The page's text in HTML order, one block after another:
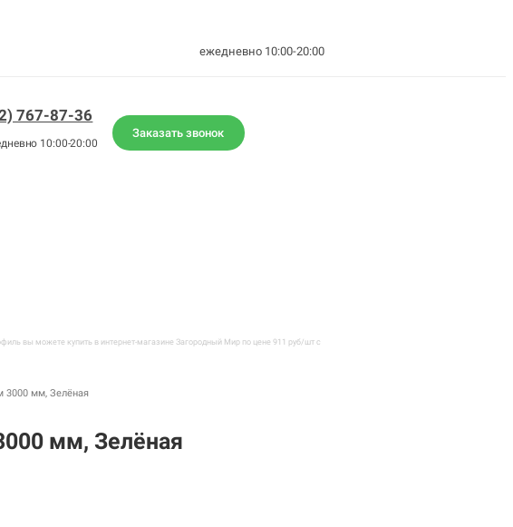
ежедневно 10:00-20:00
767-87-36
10:00-20:00
Заказать звонок
вы можете купить в интернет-магазине Загородный Мир по цене 911 руб/шт с
3000 мм, Зелёная
мм, Зелёная